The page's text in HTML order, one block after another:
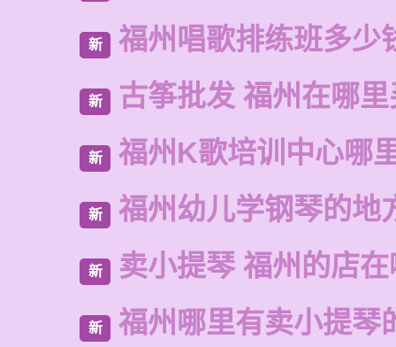
新 福州唱歌排练班多少
新 古筝批发 福州在哪
新 福州K歌培训中心哪
新 福州幼儿学钢琴的地
新 卖小提琴 福州的店
新 福州哪里有卖小提琴